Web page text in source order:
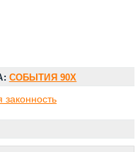
СОБЫТИЯ 90Х
законность